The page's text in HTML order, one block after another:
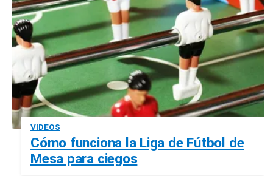
VIDEOS
Cómo funciona la Liga de Fútbol de
Mesa para ciegos